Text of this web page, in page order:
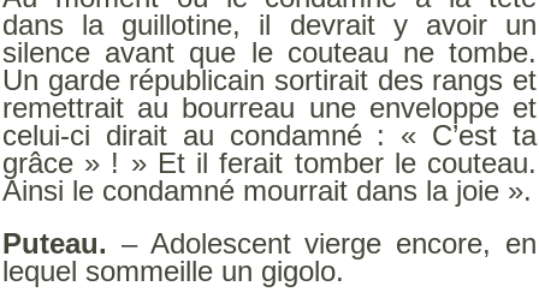
dans la guillotine, il devrait y avoir un
silence avant que le couteau ne tombe.
Un garde républicain sortirait des rangs et
remettrait au bourreau une enveloppe et
celui-ci dirait au condamné : « C’est ta
grâce » ! » Et il ferait tomber le couteau.
Ainsi le condamné mourrait dans la joie ».
Puteau. – Adolescent vierge encore, en
lequel sommeille un gigolo.